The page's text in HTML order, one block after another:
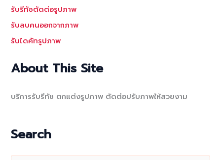
รับรีทัชตัดต่อรูปภาพ
รับลบคนออกจากภาพ
รับไดคัทรูปภาพ
About This Site
บริการรับรีทัช ตกแต่งรูปภาพ ตัดต่อปรับภาพให้สวยงาม
Search